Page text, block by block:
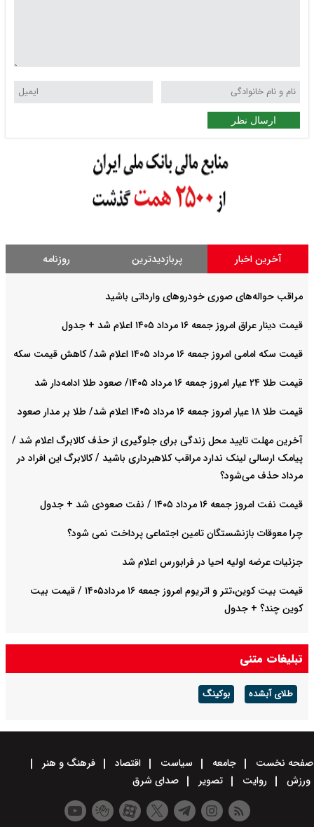
ارسال نظر
آخرین اخبار پربازدیدترین روزنامه
مراقب حواله‌های صوری خودروهای وارداتی باشید
قیمت دینار عراق امروز جمعه ۱۶ مرداد ۱۴۰۵ اعلام شد + جدول
قیمت سکه امامی امروز جمعه ۱۶ مرداد ۱۴۰۵ اعلام شد/ کاهش قیمت سکه
قیمت طلا ۲۴ عیار امروز جمعه ۱۶ مرداد ۱۴۰۵/ صعود طلا ادامه‌دار شد
قیمت طلا ۱۸ عیار امروز جمعه ۱۶ مرداد ۱۴۰۵ اعلام شد/ طلا بر مدار صعود
آخرین مهلت تایید محل زندگی برای جلوگیری از حذف کالابرگ اعلام شد /
پیامک ارسالی لینک ندارد مراقب کلاهبرداری باشید / کالابرگ این افراد در
مرداد حذف می‌شود؟
قیمت نفت امروز جمعه ۱۶ مرداد ۱۴۰۵ / نفت صعودی شد + جدول
چرا معوقات بازنشستگان تامین اجتماعی پرداخت نمی شود؟
جزئیات عرضه اولیه احیا در فرابورس اعلام شد
قیمت بیت کوین،تتر و اتریوم امروز جمعه ۱۶ مرداد۱۴۰۵ / قیمت بیت
کوین چند؟ + جدول
تبلیغات متنی
طلای آبشده بوکینگ
صفحه نخست جامعه سیاست اقتصاد
فرهنگ و هنر
ورزش
روایت تصویر صدای شرق